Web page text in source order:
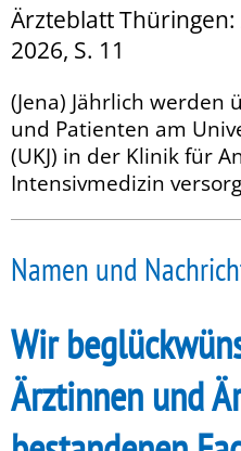
Ärzteblatt
2026, S. 11
(Jena) Jährlich werden
und Patienten am
(UKJ) in der Klinik für
Intensivmedizin
Namen und
Wir
Ärztinnen und